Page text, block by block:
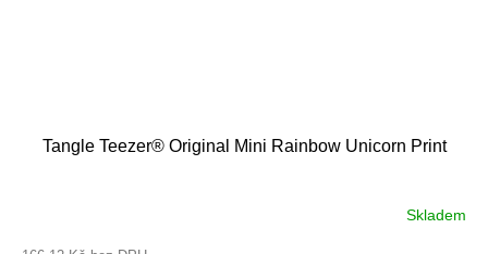
Tangle Teezer® Original Mini Rainbow Unicorn Print
Skladem